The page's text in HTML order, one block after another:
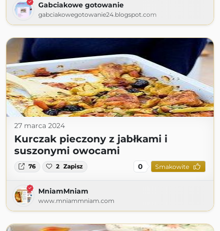
Gabciakowe gotowanie
gabciakowegotowanie24.blogspot.com
27 marca 2024
Kurczak pieczony z jabłkami i
suszonymi owocami
76 2 Zapisz 0 Smakowite
MniamMniam
www.mniammniam.com